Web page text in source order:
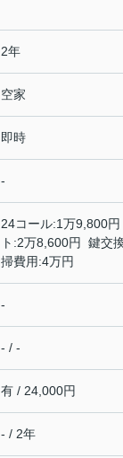
2年
空家
即時
-
24コール:1万9,800
ト:2万8,600円 鍵交
掃費用:4万円
-
- / -
有 / 24,000円
- / 2年